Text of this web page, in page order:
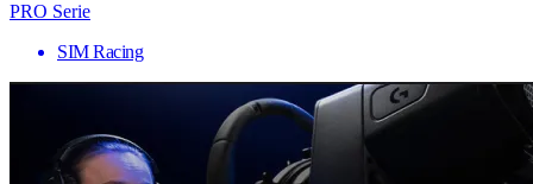
PRO Serie
SIM Racing